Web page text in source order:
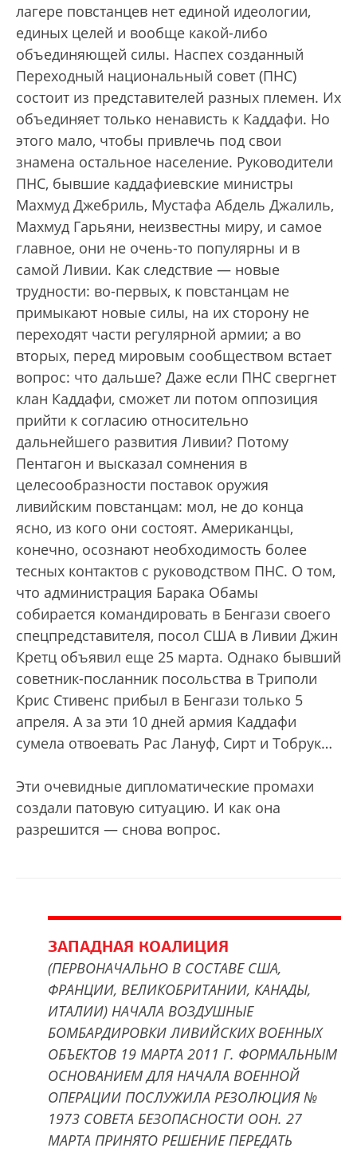
лагере повстанцев нет единой идеологии,
единых целей и вообще какой-либо
объединяющей силы. Наспех созданный
Переходный национальный совет (ПНС)
состоит из представителей разных племен. Их
объединяет только ненависть к Каддафи. Но
этого мало, чтобы привлечь под свои
знамена остальное население. Руководители
ПНС, бывшие каддафиевские министры
Махмуд Джебриль, Мустафа Абдель Джалиль,
Махмуд Гарьяни, неизвестны миру, и самое
главное, они не очень-то популярны и в
самой Ливии. Как следствие — новые
трудности: во-первых, к повстанцам не
примыкают новые силы, на их сторону не
переходят части регулярной армии; а во
вторых, перед мировым сообществом встает
вопрос: что дальше? Даже если ПНС свергнет
клан Каддафи, сможет ли потом оппозиция
прийти к согласию относительно
дальнейшего развития Ливии? Потому
Пентагон и высказал сомнения в
целесообразности поставок оружия
ливийским повстанцам: мол, не до конца
ясно, из кого они состоят. Американцы,
конечно, осознают необходимость более
тесных контактов с руководством ПНС. О том,
что администрация Барака Обамы
собирается командировать в Бенгази своего
спецпредставителя, посол США в Ливии Джин
Кретц объявил еще 25 марта. Однако бывший
советник-посланник посольства в Триполи
Крис Стивенс прибыл в Бенгази только 5
апреля. А за эти 10 дней армия Каддафи
сумела отвоевать Рас Лануф, Сирт и Тобрук…
Эти очевидные дипломатические промахи
создали патовую ситуацию. И как она
разрешится — снова вопрос.
ЗАПАДНАЯ КОАЛИЦИЯ
(ПЕРВОНАЧАЛЬНО В СОСТАВЕ США,
ФРАНЦИИ, ВЕЛИКОБРИТАНИИ, КАНАДЫ,
ИТАЛИИ) НАЧАЛА ВОЗДУШНЫЕ
БОМБАРДИРОВКИ ЛИВИЙСКИХ ВОЕННЫХ
ОБЪЕКТОВ 19 МАРТА 2011 Г. ФОРМАЛЬНЫМ
ОСНОВАНИЕМ ДЛЯ НАЧАЛА ВОЕННОЙ
ОПЕРАЦИИ ПОСЛУЖИЛА РЕЗОЛЮЦИЯ №
1973 СОВЕТА БЕЗОПАСНОСТИ ООН. 27
МАРТА ПРИНЯТО РЕШЕНИЕ ПЕРЕДАТЬ